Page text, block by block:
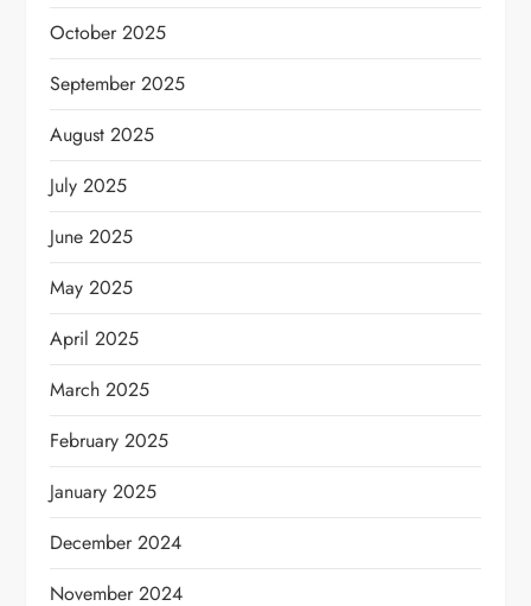
October 2025
September 2025
August 2025
July 2025
June 2025
May 2025
April 2025
March 2025
February 2025
January 2025
December 2024
November 2024